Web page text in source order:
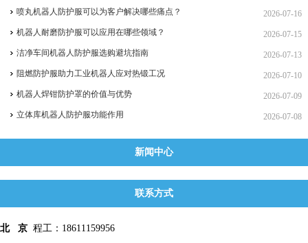
2026-07-16
喷丸机器人防护服可以为客户解决哪些痛点？
2026-07-15
机器人耐磨防护服可以应用在哪些领域？
2026-07-13
洁净车间机器人防护服选购避坑指南
2026-07-10
阻燃防护服助力工业机器人应对热锻工况
2026-07-09
机器人焊钳防护罩的价值与优势
2026-07-08
立体库机器人防护服功能作用
新闻中心
联系方式
北 京 程工：18611159956